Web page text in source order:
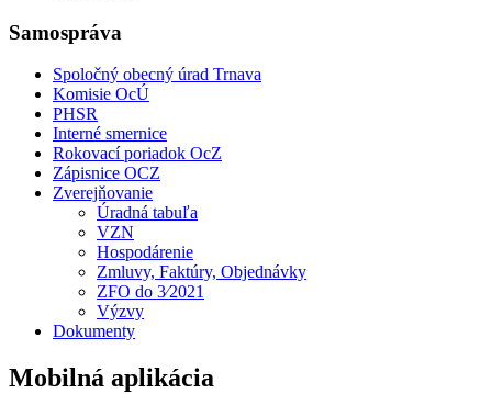
Samospráva
Spoločný obecný úrad Trnava
Komisie OcÚ
PHSR
Interné smernice
Rokovací poriadok OcZ
Zápisnice OCZ
Zverejňovanie
Úradná tabuľa
VZN
Hospodárenie
Zmluvy, Faktúry, Objednávky
ZFO do 3⁄2021
Výzvy
Dokumenty
Mobilná aplikácia